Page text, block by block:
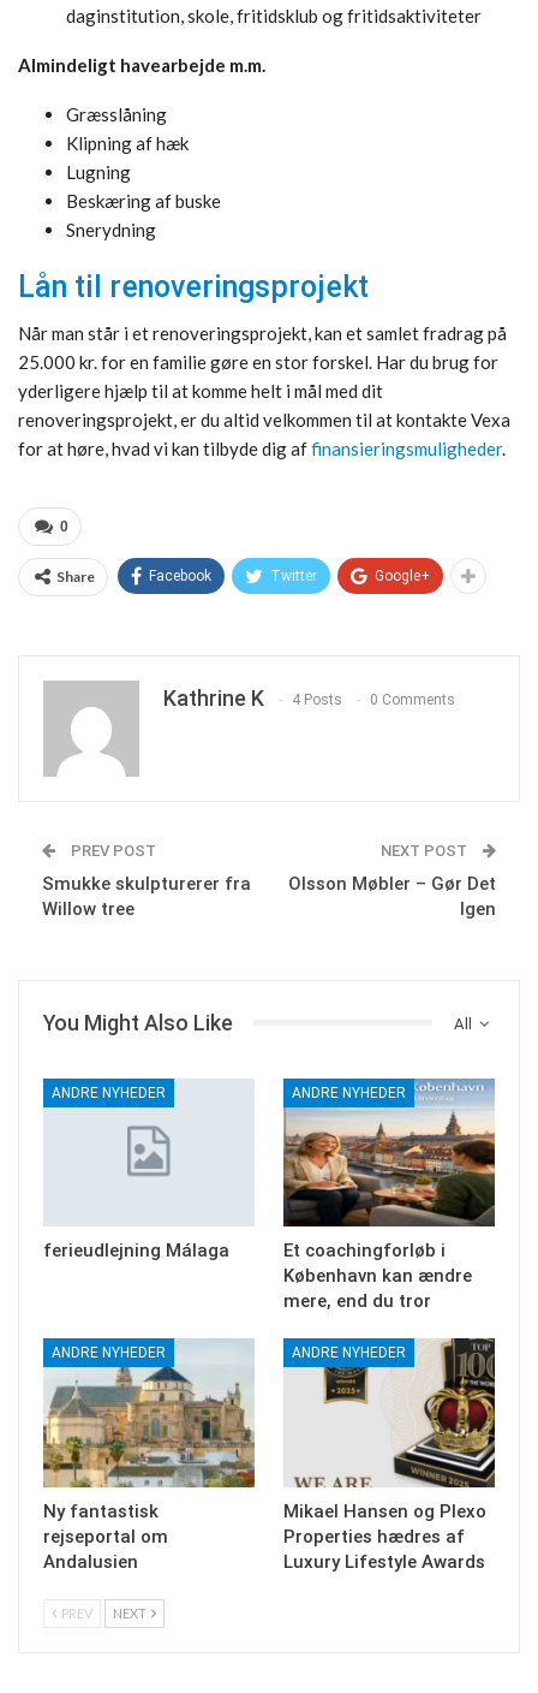
daginstitution, skole, fritidsklub og fritidsaktiviteter
Almindeligt havearbejde m.m.
Græsslåning
Klipning af hæk
Lugning
Beskæring af buske
Snerydning
Lån til renoveringsprojekt
Når man står i et renoveringsprojekt, kan et samlet fradrag på
25.000 kr. for en familie gøre en stor forskel. Har du brug for
yderligere hjælp til at komme helt i mål med dit
renoveringsprojekt, er du altid velkommen til at kontakte Vexa
for at høre, hvad vi kan tilbyde dig affinansieringsmuligheder.
0
Share Facebook Twitter Google+
Kathrine K 4 Posts 0 Comments
PREV POST
Smukke skulpturerer fra
Willow tree
NEXT POST
Olsson Møbler – Gør Det
Igen
All
You Might Also Like
ANDRE NYHEDER
ferieudlejning Málaga
ANDRE NYHEDER
Et coachingforløb i
København kan ændre
mere, end du tror
ANDRE NYHEDER
Ny fantastisk
rejseportal om
Andalusien
ANDRE NYHEDER
Mikael Hansen og Plexo
Properties hædres af
Luxury Lifestyle Awards
PREV NEXT